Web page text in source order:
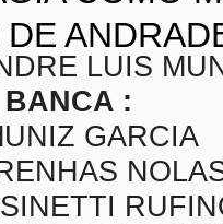
DE
LUIS
:
GARCIA